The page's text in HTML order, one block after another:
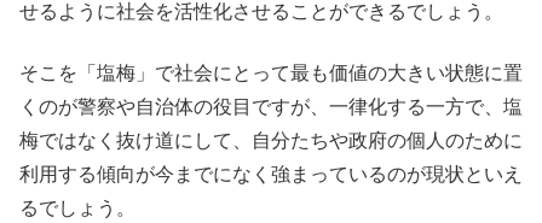
せるように社会を活性化させることができるでしょう。
そこを「塩梅」で社会にとって最も価値の大きい状態に置
くのが警察や自治体の役目ですが、一律化する一方で、塩
梅ではなく抜け道にして、自分たちや政府の個人のために
利用する傾向が今までになく強まっているのが現状といえ
るでしょう。